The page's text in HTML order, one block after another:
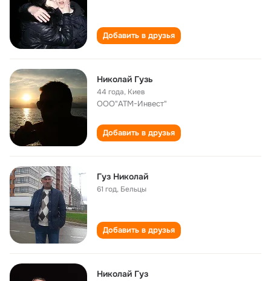
Добавить в друзья
Николай Гузь
44 года, Киев
ООО"АТМ-Инвест"
Добавить в друзья
Гуз Николай
61 год, Бельцы
Добавить в друзья
Николай Гуз